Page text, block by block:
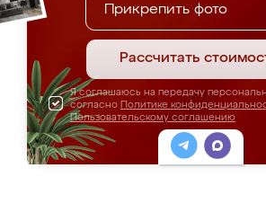
Прикрепить фото
Рассчитать
Я соглашаюсь на передачу
согласно Политике
Пользовательскому соглашению